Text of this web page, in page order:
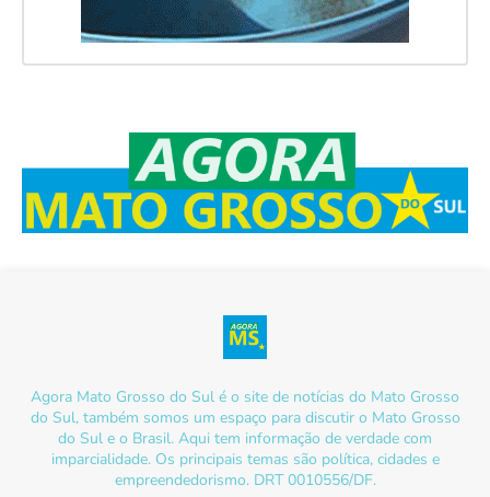
Agora Mato Grosso do Sul é o site de notícias do Mato Grosso
do Sul, também somos um espaço para discutir o Mato Grosso
do Sul e o Brasil. Aqui tem informação de verdade com
imparcialidade. Os principais temas são política, cidades e
empreendedorismo. DRT 0010556/DF.